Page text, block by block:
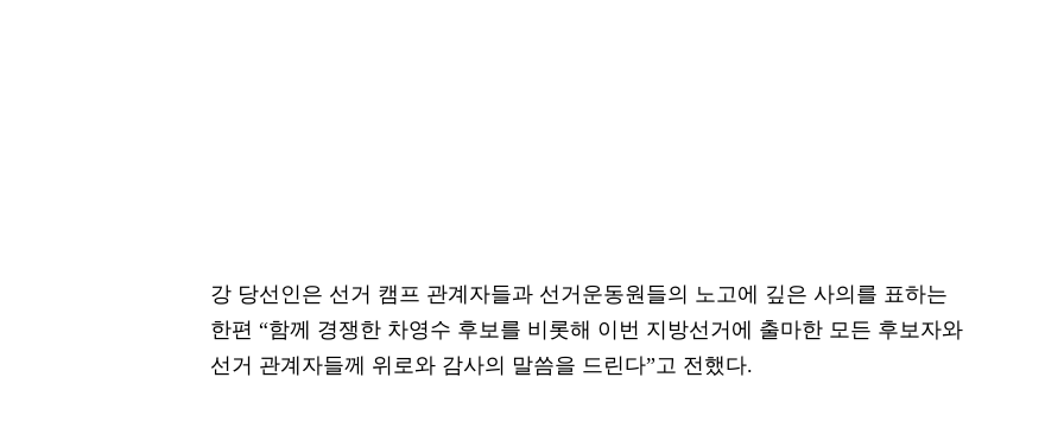
강 당선인은 선거 캠프 관계자들과 선거운동원들의 노고에 깊은 사의를 표하는
한편 “함께 경쟁한 차영수 후보를 비롯해 이번 지방선거에 출마한 모든 후보자와
선거 관계자들께 위로와 감사의 말씀을 드린다”고 전했다.